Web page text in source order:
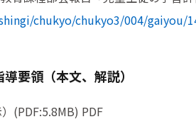
chukyo/chukyo3/004/gaiyou/
要領（本文、解説）
(PDF:5.8MB) PDF